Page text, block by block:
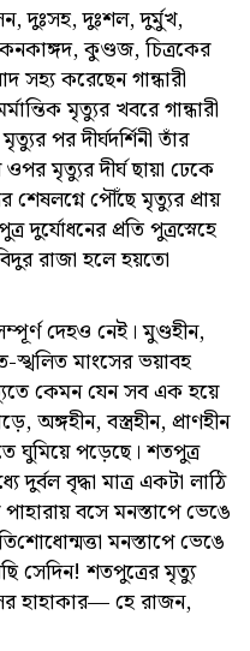
দুঃসহ, দুঃশল, দুর্মুখ,
কুণ্ডজ, চিত্রকের
করেছেন গান্ধারী
মৃত্যুর খবরে গান্ধারী
পর দীর্ঘদর্শিনী তাঁর
মৃত্যুর দীর্ঘ ছায়া ঢেকে
শেষলগ্নে পৌঁছে মৃত্যুর প্রায়
প্রতি পুত্রস্নেহে
রাজা হলে হয়তো
দেহও নেই। মুণ্ডহীন,
স্খলিত মাংসের ভয়াবহ
কেমন যেন সব এক হয়ে
বস্ত্রহীন, প্রাণহীন
ঘুমিয়ে পড়েছে। শতপুত্র
বৃদ্ধা মাত্র একটা লাঠি
বসে মনস্তাপে ভেঙে
শোধোন্মত্তা মনস্তাপে ভেঙে
সেদিন! শতপুত্রের মৃত্যু
হাহাকার— হে রাজন,